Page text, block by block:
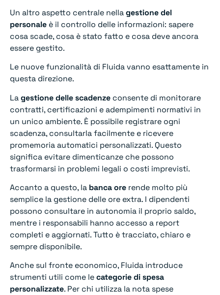
Un altro aspetto centrale nellagestione del
personale è il controllo delle informazioni: sapere
cosa scade, cosa è stato fatto e cosa deve ancora
essere gestito.
Le nuove funzionalità di Fluida vanno esattamente in
questa direzione.
Lagestione delle scadenze consente di monitorare
contratti, certificazioni e adempimenti normativi in
un unico ambiente. È possibile registrare ogni
scadenza, consultarla facilmente e ricevere
promemoria automatici personalizzati. Questo
significa evitare dimenticanze che possono
trasformarsi in problemi legali o costi imprevisti.
Accanto a questo, la banca ore rende molto più
semplice la gestione delle ore extra. I dipendenti
possono consultare in autonomia il proprio saldo,
mentre i responsabili hanno accesso a report
completi e aggiornati. Tutto è tracciato, chiaro e
sempre disponibile.
Anche sul fronte economico, Fluida introduce
strumenti utili come lecategorie di spesa
personalizzate. Per chi utilizza la nota spese